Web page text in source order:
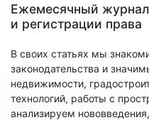
Ежемесячный
и регистрации права
В своих статьях мы
законодательства и
недвижимости,
технологий, работы с
анализируем